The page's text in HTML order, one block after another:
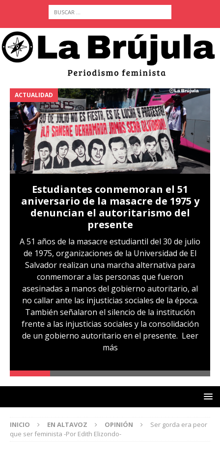
ACTUALIDAD
Estudiantes conmemoran el 51
aniversario de la masacre de 1975 y
denuncian el autoritarismo del
presente
A 51 años de la masacre estudiantil del 30 de julio
de 1975, organizaciones de la Universidad de El
Salvador realizan una marcha alternativa para
conmemorar a las personas que fueron
asesinadas a manos del gobierno autoritario, al
no callar ante las injusticias sociales de la época.
También señalaron el silencio de la institución
frente a las injusticias sociales y la consolidación
de un gobierno autoritario en el presente. Leer
más
INICIO EN ALTAVOZ OPINIÓN
Ser gorda era peor
que ser feminista -Por Edith Elizondo-